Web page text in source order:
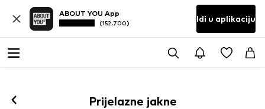
ABOUT YOU App
(152.700) Idi u aplikaciju
Prijelazne jakne